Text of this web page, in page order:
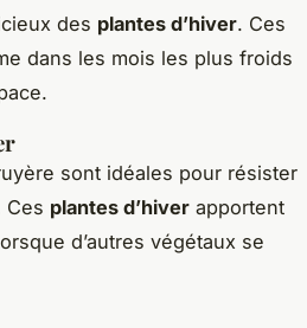
des plantes d’hiver. Ces
dans les mois les plus froids
sont idéales pour résister
Ces plantes d’hiver apportent
d’autres végétaux se